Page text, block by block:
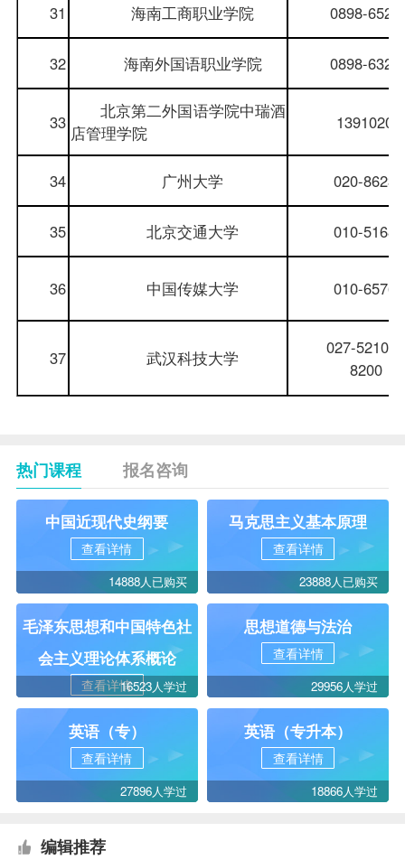
31 海南工商职业学院 0898-
32 海南外国语职业学院 0898-
33
北京第二外国语学院中瑞酒
店管理学院
34 广州大学 020-
35 北京交通大学 010-
36 中国传媒大学 010-
37 武汉科技大学
027-
8200
热门课程 报名咨询
中国近现代史纲要
查看详情
14888人已购买
马克思主义基本原理
查看详情
23888人已购买
毛泽东思想和中国特色社
会主义理论体系概论
查看详情16523人学过
思想道德与法治
查看详情
29956人学过
英语（专）
查看详情
27896人学过
英语（专升本）
查看详情
18866人学过
编辑推荐